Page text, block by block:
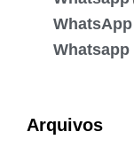
Whatsapp
Arquivos